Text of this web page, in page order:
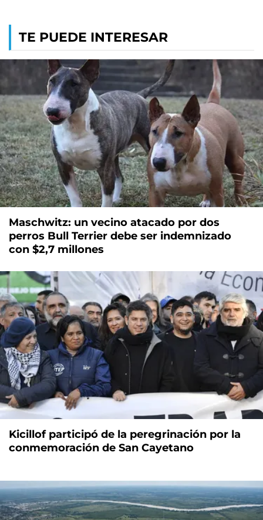
TE PUEDE INTERESAR
Maschwitz: un vecino atacado por dos
perros Bull Terrier debe ser indemnizado
con $2,7 millones
Kicillof participó de la peregrinación por la
conmemoración de San Cayetano